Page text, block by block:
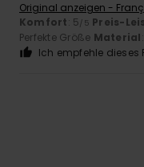
Original anzeigen -
Komfort: 5/5 Preis-
Perfekte Größe Material
Ich empfehle dieses